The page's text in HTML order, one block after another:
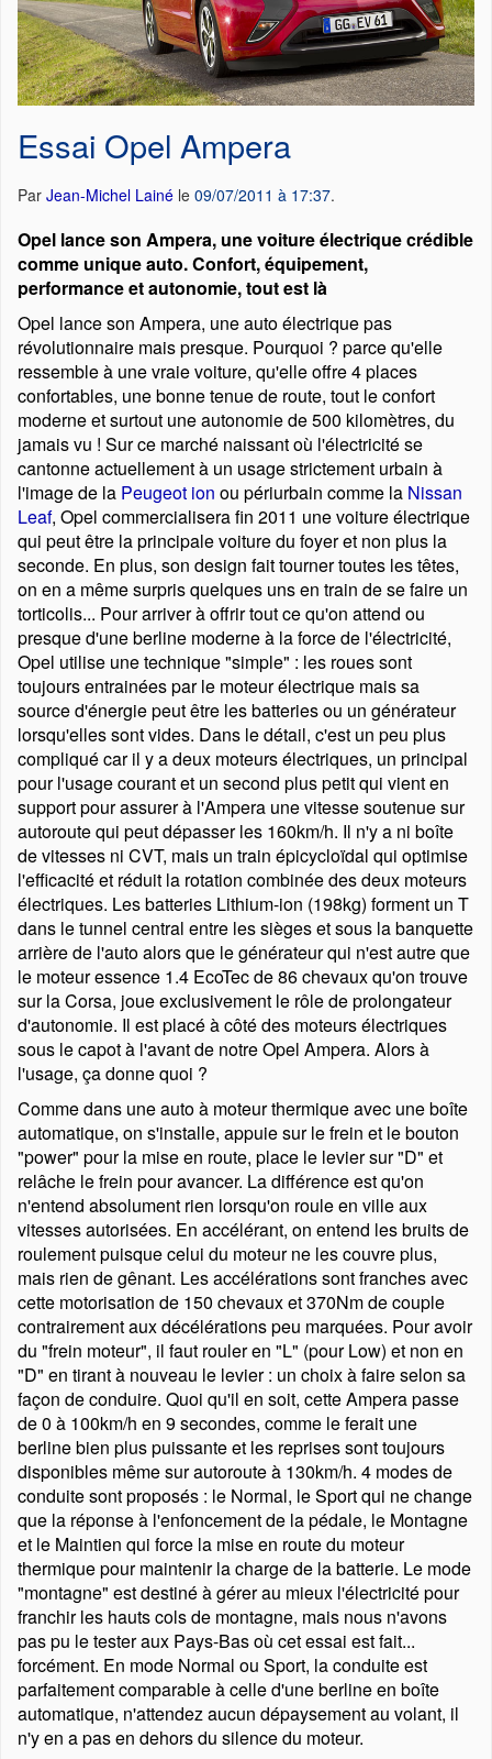
Essai Opel Ampera
Par Jean-Michel Lainé le 09/07/2011 à 17:37.
Opel lance son Ampera, une voiture électrique crédible
comme unique auto. Confort, équipement,
performance et autonomie, tout est là
Opel lance son Ampera, une auto électrique pas
révolutionnaire mais presque. Pourquoi ? parce qu'elle
ressemble à une vraie voiture, qu'elle offre 4 places
confortables, une bonne tenue de route, tout le confort
moderne et surtout une autonomie de 500 kilomètres, du
jamais vu ! Sur ce marché naissant où l'électricité se
cantonne actuellement à un usage strictement urbain à
l'image de la Peugeot ion ou périurbain comme la Nissan
Leaf, Opel commercialisera fin 2011 une voiture électrique
qui peut être la principale voiture du foyer et non plus la
seconde. En plus, son design fait tourner toutes les têtes,
on en a même surpris quelques uns en train de se faire un
torticolis... Pour arriver à offrir tout ce qu'on attend ou
presque d'une berline moderne à la force de l'électricité,
Opel utilise une technique simple : les roues sont
toujours entrainées par le moteur électrique mais sa
source d'énergie peut être les batteries ou un générateur
lorsqu'elles sont vides. Dans le détail, c'est un peu plus
compliqué car il y a deux moteurs électriques, un principal
pour l'usage courant et un second plus petit qui vient en
support pour assurer à l'Ampera une vitesse soutenue sur
autoroute qui peut dépasser les 160km/h. Il n'y a ni boîte
de vitesses ni CVT, mais un train épicycloïdal qui optimise
l'efficacité et réduit la rotation combinée des deux moteurs
électriques. Les batteries Lithium-ion (198kg) forment un T
dans le tunnel central entre les sièges et sous la banquette
arrière de l'auto alors que le générateur qui n'est autre que
le moteur essence 1.4 EcoTec de 86 chevaux qu'on trouve
sur la Corsa, joue exclusivement le rôle de prolongateur
d'autonomie. Il est placé à côté des moteurs électriques
sous le capot à l'avant de notre Opel Ampera. Alors à
l'usage, ça donne quoi ?
Comme dans une auto à moteur thermique avec une boîte
automatique, on s'installe, appuie sur le frein et le bouton
power pour la mise en route, place le levier sur D et
relâche le frein pour avancer. La différence est qu'on
n'entend absolument rien lorsqu'on roule en ville aux
vitesses autorisées. En accélérant, on entend les bruits de
roulement puisque celui du moteur ne les couvre plus,
mais rien de gênant. Les accélérations sont franches avec
cette motorisation de 150 chevaux et 370Nm de couple
contrairement aux décélérations peu marquées. Pour avoir
du frein moteur , il faut rouler en L (pour Low) et non en
D en tirant à nouveau le levier : un choix à faire selon sa
façon de conduire. Quoi qu'il en soit, cette Ampera passe
de 0 à 100km/h en 9 secondes, comme le ferait une
berline bien plus puissante et les reprises sont toujours
disponibles même sur autoroute à 130km/h. 4 modes de
conduite sont proposés : le Normal, le Sport qui ne change
que la réponse à l'enfoncement de la pédale, le Montagne
et le Maintien qui force la mise en route du moteur
thermique pour maintenir la charge de la batterie. Le mode
montagne est destiné à gérer au mieux l'électricité pour
franchir les hauts cols de montagne, mais nous n'avons
pas pu le tester aux Pays-Bas où cet essai est fait...
forcément. En mode Normal ou Sport, la conduite est
parfaitement comparable à celle d'une berline en boîte
automatique, n'attendez aucun dépaysement au volant, il
n'y en a pas en dehors du silence du moteur.